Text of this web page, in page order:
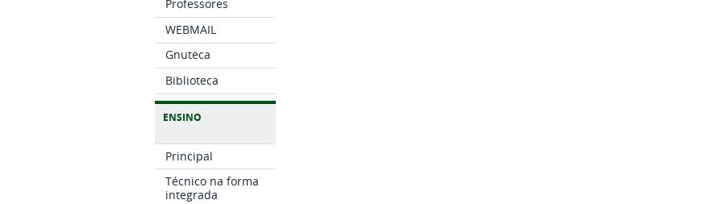
Professores
WEBMAIL
Gnuteca
Biblioteca
ENSINO
Principal
Técnico na forma
integrada